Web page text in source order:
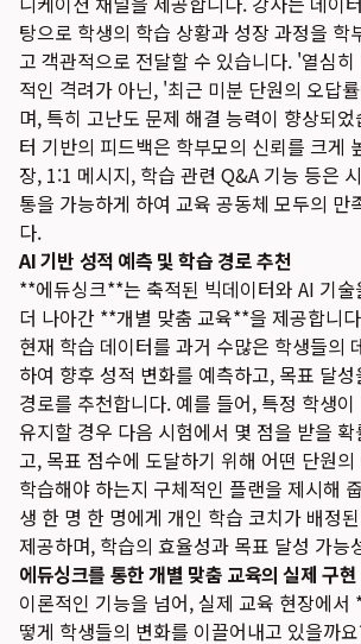
탕으로 학생의 학습 상황과 성장 과정을 학
고 객관적으로 전달할 수 있습니다. '열심
적인 격려가 아닌, '최근 미분 단원의 오답
며, 특히 고난도 문제 해결 능력이 향상되
터 기반의 피드백은 학부모의 신뢰를 크게
장, 1:1 메시지, 학습 관련 Q&A 기능 등은
통을 가능하게 하여 교육 공동체 모두의 만
다.
AI 기반 성적 예측 및 학습 경로 추천
**에듀싱크**는 축적된 빅데이터와 AI 기술
더 나아간 **개별 맞춤 교육**을 제공합니
현재 학습 데이터를 과거 수많은 학생들의
하여 향후 성적 변화를 예측하고, 목표 달
경로를 추천합니다. 예를 들어, 특정 학생
유지할 경우 다음 시험에서 몇 점을 받을
고, 목표 점수에 도달하기 위해 어떤 단원
학습해야 하는지 구체적인 플랜을 제시해
생 한 명 한 명에게 개인 학습 코치가 배정
제공하며, 학습의 효율성과 목표 달성 가능
에듀싱크를 통한 개별 맞춤 교육의 실제 구현
이론적인 기능을 넘어, 실제 교육 현장에
떻게 학생들의 변화를 이끌어내고 있을까